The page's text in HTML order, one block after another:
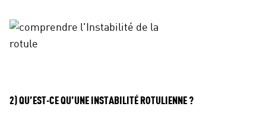
2) QU’EST-CE QU’UNE INSTABILITÉ ROTULIENNE ?